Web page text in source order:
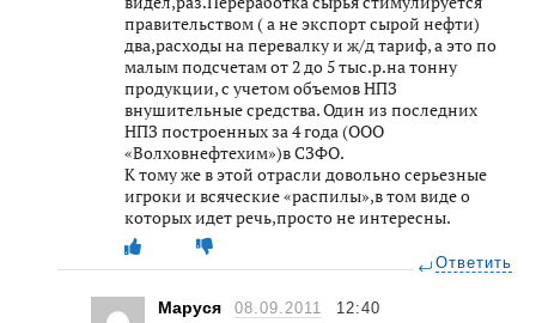
правительством ( а не экспорт сырой нефти)
два,расходы на перевалку и ж/д тариф, а это по
малым подсчетам от 2 до 5 тыс.р.на тонну
продукции, с учетом объемов НПЗ
внушительные средства. Один из последних
НПЗ построенных за 4 года (ООО
«Волховнефтехим»)в СЗФО.
К тому же в этой отрасли довольно серьезные
игроки и всяческие «распилы»,в том виде о
которых идет речь,просто не интересны.
Ответить
Маруся 08.09.2011 12:40